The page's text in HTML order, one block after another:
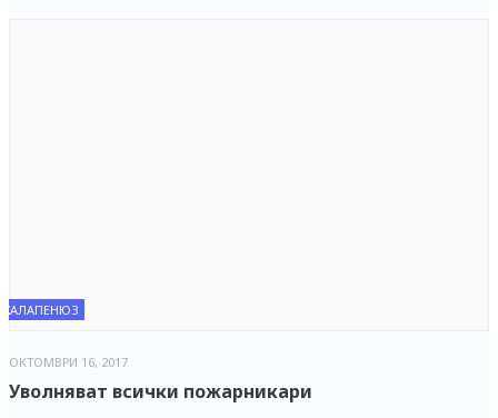
ХАЛАПЕНЮЗ
ОКТОМВРИ 16, 2017
Уволняват всички пожарникари